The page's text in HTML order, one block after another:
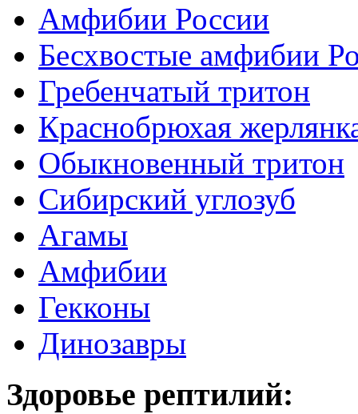
Амфибии России
Бесхвостые амфибии
Гребенчатый тритон
Краснобрюхая
Обыкновенный тритон
Сибирский углозуб
Агамы
Амфибии
Гекконы
Динозавры
Здоровье рептилий: